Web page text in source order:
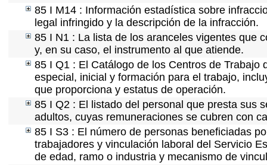
85 I M14 : Información estadística sobre
legal infringido y la descripción de la infracción.
85 I N1 : La lista de los aranceles vigentes que
y, en su caso, el instrumento al que atiende.
85 I Q1 : El Catálogo de los Centros de
especial, inicial y formación para el trabajo,
que proporciona y estatus de operación.
85 I Q2 : El listado del personal que presta sus
adultos, cuyas remuneraciones se cubren con
85 I S3 : El número de personas beneficiadas
trabajadores y vinculación laboral del Servicio
de edad, ramo o industria y mecanismo de